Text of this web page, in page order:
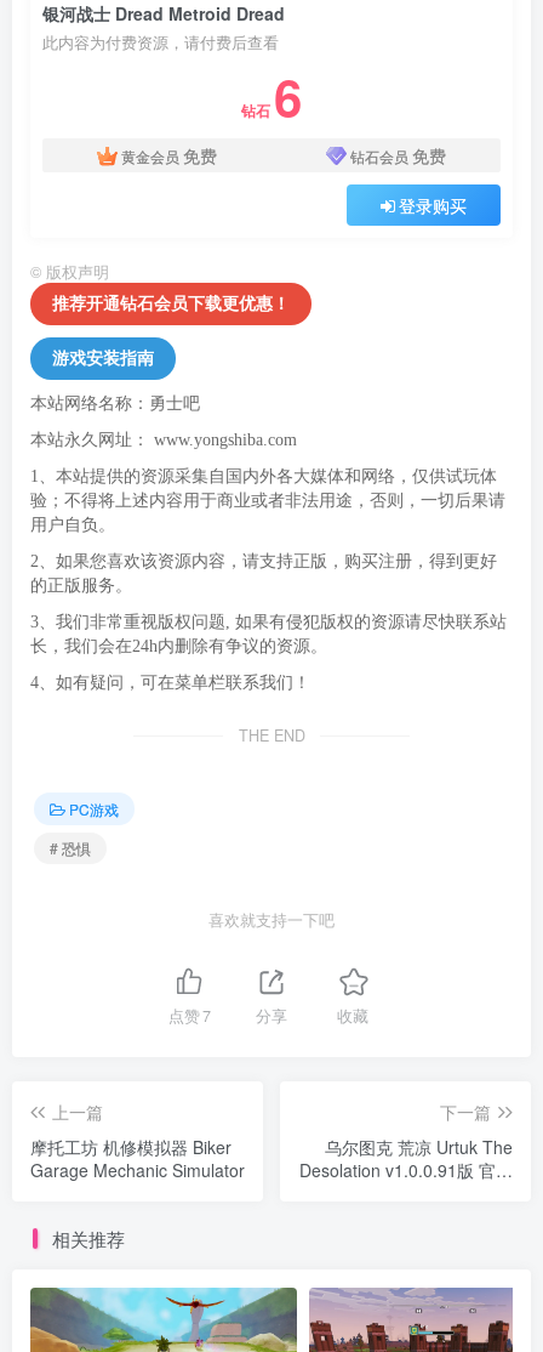
银河战士 Dread Metroid Dread
此内容为付费资源，请付费后查看
钻石 6
黄金会员 免费 钻石会员 免费
登录购买
© 版权声明
推荐开通钻石会员下载更优惠！
游戏安装指南
本站网络名称：勇士吧
本站永久网址： www.yongshiba.com
1、本站提供的资源采集自国内外各大媒体和网络，仅供试玩体
验；不得将上述内容用于商业或者非法用途，否则，一切后果请
用户自负。
2、如果您喜欢该资源内容，请支持正版，购买注册，得到更好
的正版服务。
3、我们非常重视版权问题, 如果有侵犯版权的资源请尽快联系站
长，我们会在24h内删除有争议的资源。
4、如有疑问，可在菜单栏联系我们！
THE END
PC游戏
# 恐惧
喜欢就支持一下吧
点赞7 分享 收藏
上一篇
摩托工坊 机修模拟器 Biker
Garage Mechanic Simulator
下一篇
乌尔图克 荒凉 Urtuk The
Desolation v1.0.0.91版 官方
相关推荐